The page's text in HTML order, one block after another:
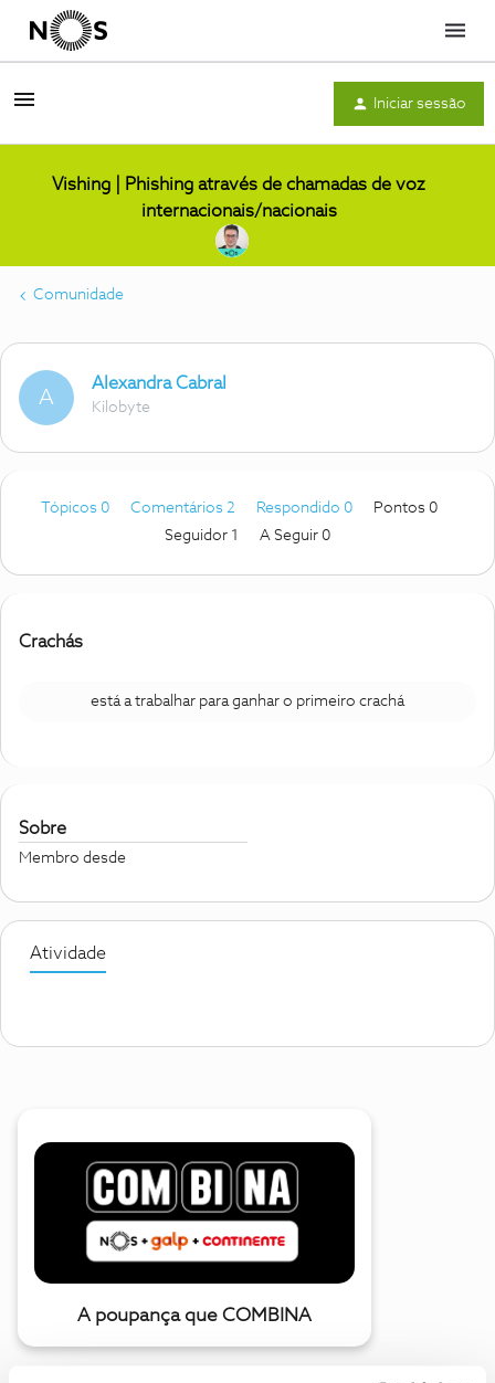
Menu
Iniciar sessão
Vishing | Phishing através de chamadas de voz
internacionais/nacionais
Comunidade
A
Alexandra Cabral
Kilobyte
Tópicos 0 Comentários 2 Respondido 0
Pontos 0
Seguidor 1 A Seguir 0
Crachás
está a trabalhar para ganhar o primeiro crachá
Sobre
Membro desde
Atividade
A poupança que COMBINA